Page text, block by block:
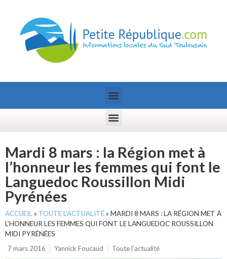
Mardi 8 mars : la Région met à
l’honneur les femmes qui font le
Languedoc Roussillon Midi
Pyrénées
ACCUEIL » TOUTE L’ACTUALITÉ» MARDI 8 MARS : LA RÉGION MET À
L’HONNEUR LES FEMMES QUI FONT LE LANGUEDOC ROUSSILLON
MIDI PYRÉNÉES
7 mars 2016
Yannick Foucaud Toute l'actualité